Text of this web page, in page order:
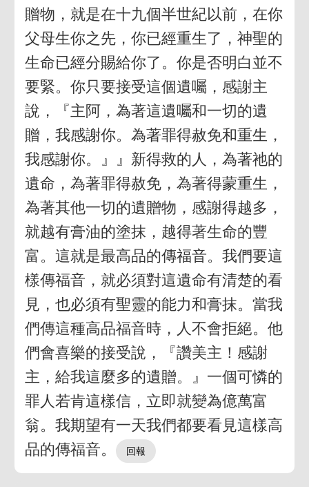
贈物，就是在十九個半世紀以前，在你
父母生你之先，你已經重生了，神聖的
生命已經分賜給你了。你是否明白並不
要緊。你只要接受這個遺囑，感謝主
說，『主阿，為著這遺囑和一切的遺
贈，我感謝你。為著罪得赦免和重生，
我感謝你。』』新得救的人，為著祂的
遺命，為著罪得赦免，為著得蒙重生，
為著其他一切的遺贈物，感謝得越多，
就越有膏油的塗抹，越得著生命的豐
富。這就是最高品的傳福音。我們要這
樣傳福音，就必須對這遺命有清楚的看
見，也必須有聖靈的能力和膏抹。當我
們傳這種高品福音時，人不會拒絕。他
們會喜樂的接受說，『讚美主！感謝
主，給我這麼多的遺贈。』一個可憐的
罪人若肯這樣信，立即就變為億萬富
翁。我期望有一天我們都要看見這樣高
品的傳福音。